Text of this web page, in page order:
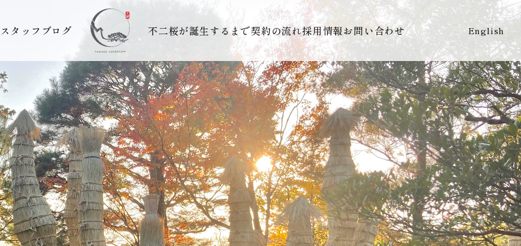
スタッフブログ 不二桜が誕生するまで契約の流れ採用情報お問い合わせ English